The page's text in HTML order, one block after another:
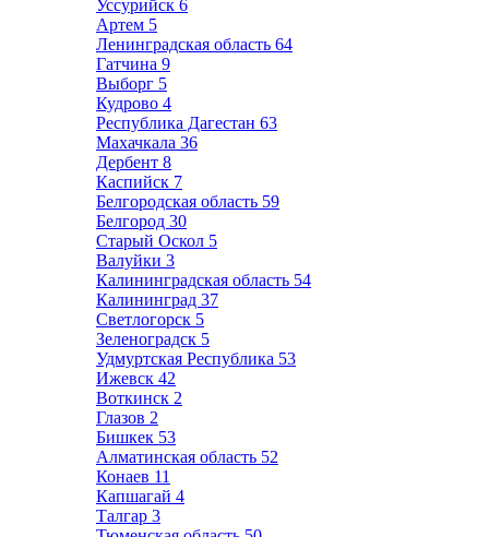
Уссурийск 6
Артем 5
Ленинградская область 64
Гатчина 9
Выборг 5
Кудрово 4
Республика Дагестан 63
Махачкала 36
Дербент 8
Каспийск 7
Белгородская область 59
Белгород 30
Старый Оскол 5
Валуйки 3
Калининградская область 54
Калининград 37
Светлогорск 5
Зеленоградск 5
Удмуртская Республика 53
Ижевск 42
Воткинск 2
Глазов 2
Бишкек 53
Алматинская область 52
Конаев 11
Капшагай 4
Талгар 3